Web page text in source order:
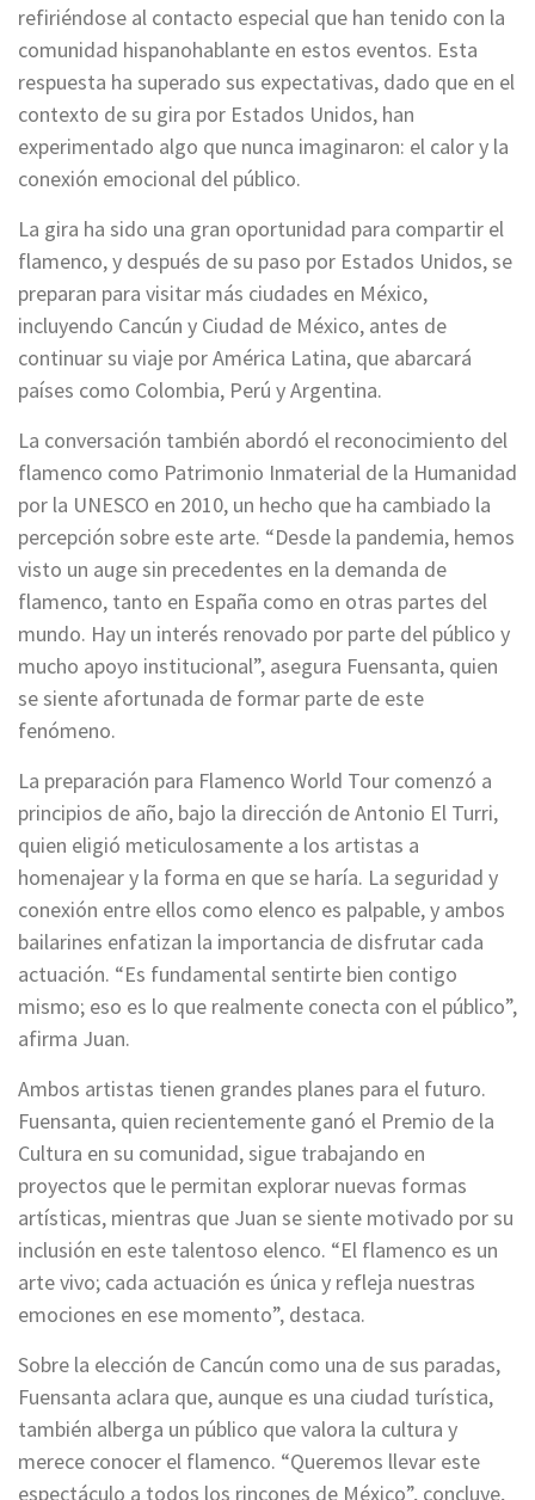
refiriéndose al contacto especial que han tenido con la
comunidad hispanohablante en estos eventos. Esta
respuesta ha superado sus expectativas, dado que en el
contexto de su gira por Estados Unidos, han
experimentado algo que nunca imaginaron: el calor y la
conexión emocional del público.
La gira ha sido una gran oportunidad para compartir el
flamenco, y después de su paso por Estados Unidos, se
preparan para visitar más ciudades en México,
incluyendo Cancún y Ciudad de México, antes de
continuar su viaje por América Latina, que abarcará
países como Colombia, Perú y Argentina.
La conversación también abordó el reconocimiento del
flamenco como Patrimonio Inmaterial de la Humanidad
por la UNESCO en 2010, un hecho que ha cambiado la
percepción sobre este arte. “Desde la pandemia, hemos
visto un auge sin precedentes en la demanda de
flamenco, tanto en España como en otras partes del
mundo. Hay un interés renovado por parte del público y
mucho apoyo institucional”, asegura Fuensanta, quien
se siente afortunada de formar parte de este
fenómeno.
La preparación para Flamenco World Tour comenzó a
principios de año, bajo la dirección de Antonio El Turri,
quien eligió meticulosamente a los artistas a
homenajear y la forma en que se haría. La seguridad y
conexión entre ellos como elenco es palpable, y ambos
bailarines enfatizan la importancia de disfrutar cada
actuación. “Es fundamental sentirte bien contigo
mismo; eso es lo que realmente conecta con el público”,
afirma Juan.
Ambos artistas tienen grandes planes para el futuro.
Fuensanta, quien recientemente ganó el Premio de la
Cultura en su comunidad, sigue trabajando en
proyectos que le permitan explorar nuevas formas
artísticas, mientras que Juan se siente motivado por su
inclusión en este talentoso elenco. “El flamenco es un
arte vivo; cada actuación es única y refleja nuestras
emociones en ese momento”, destaca.
Sobre la elección de Cancún como una de sus paradas,
Fuensanta aclara que, aunque es una ciudad turística,
también alberga un público que valora la cultura y
merece conocer el flamenco. “Queremos llevar este
espectáculo a todos los rincones de México”, concluye,